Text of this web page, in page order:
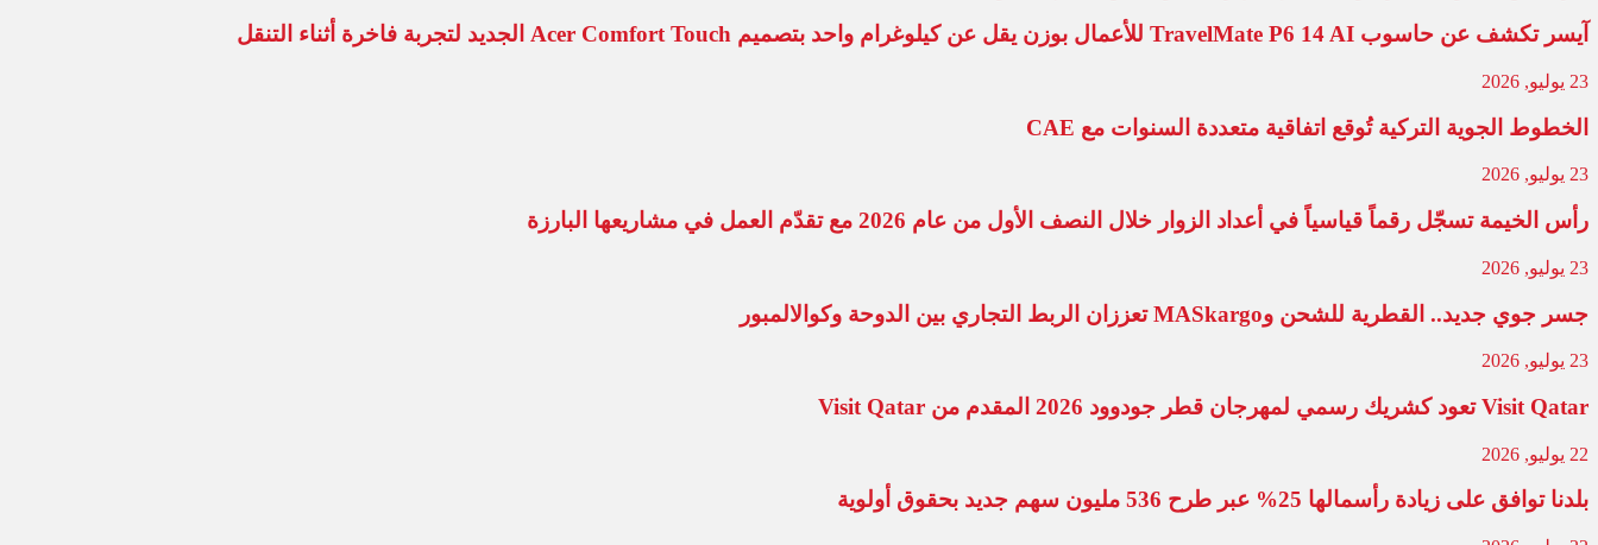
آيسر تكشف عن حاسوب TravelMate P6 14 AI للأعمال بوزن يقل عن كيلوغرام واحد بتصميم Acer Comfort Touch الجديد لتجربة فاخرة أثناء التنقل
23 يوليو, 2026
الخطوط الجوية التركية تُوقع اتفاقية متعددة السنوات مع CAE
23 يوليو, 2026
رأس الخيمة تسجّل رقماً قياسياً في أعداد الزوار خلال النصف الأول من عام 2026 مع تقدّم العمل في مشاريعها البارزة
23 يوليو, 2026
جسر جوي جديد.. القطرية للشحن وMASkargo تعززان الربط التجاري بين الدوحة وكوالالمبور
23 يوليو, 2026
Visit Qatar تعود كشريك رسمي لمهرجان قطر جودوود 2026 المقدم من Visit Qatar
22 يوليو, 2026
بلدنا توافق على زيادة رأسمالها 25% عبر طرح 536 مليون سهم جديد بحقوق أولوية